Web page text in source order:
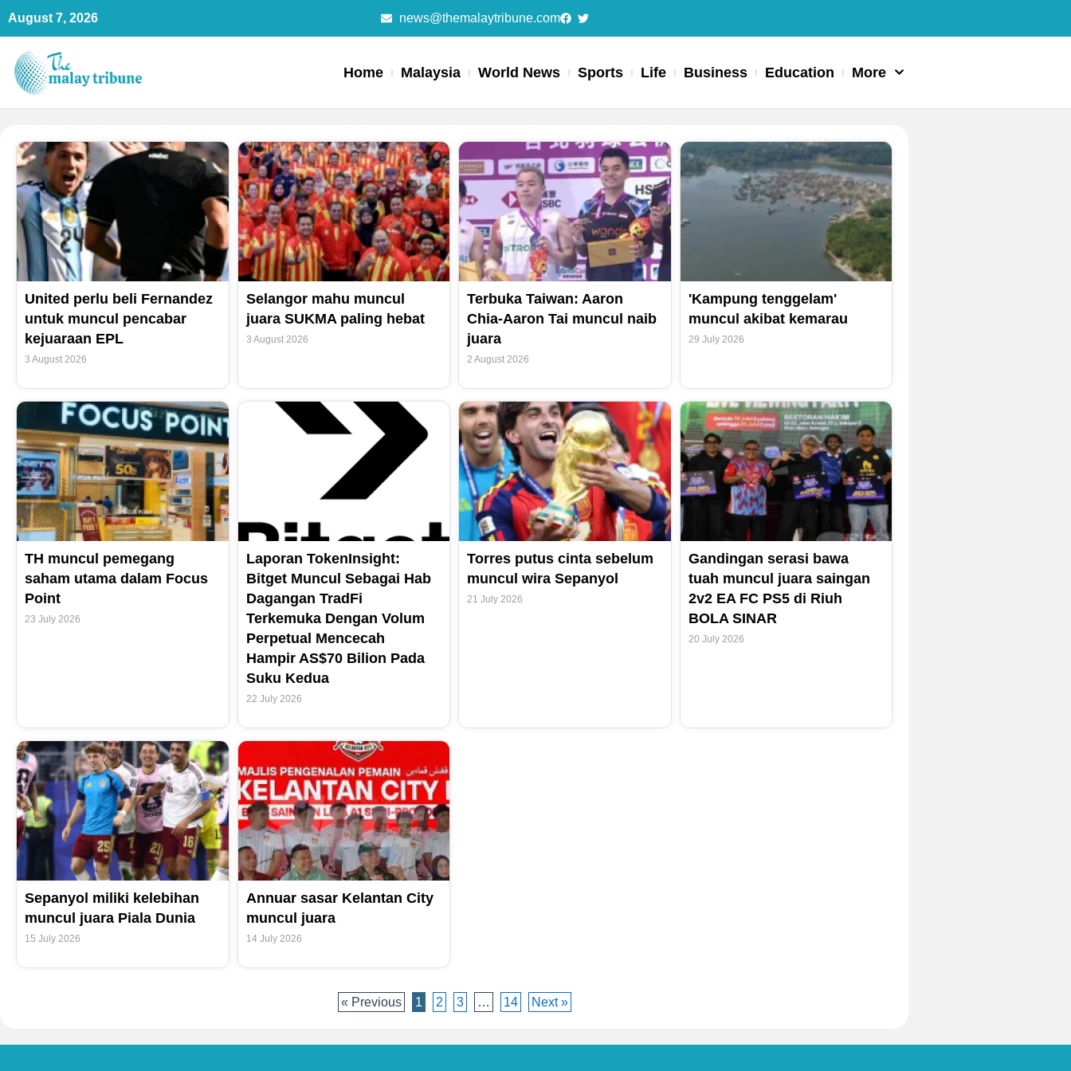
Skip
content
August 7, 2026 news@themalaytribune.com
Home Malaysia World News Sports Life Business Education More
United perlu beli Fernandez
untuk muncul pencabar
kejuaraan EPL
3 August 2026
Selangor mahu muncul
juara SUKMA paling hebat
3 August 2026
Terbuka Taiwan: Aaron
Chia-Aaron Tai muncul naib
juara
2 August 2026
'Kampung tenggelam'
muncul akibat kemarau
29 July 2026
TH muncul pemegang
saham utama dalam Focus
Point
23 July 2026
Laporan TokenInsight:
Bitget Muncul Sebagai Hab
Dagangan TradFi
Terkemuka Dengan Volum
Perpetual Mencecah
Hampir AS$70 Bilion Pada
Suku Kedua
22 July 2026
Torres putus cinta sebelum
muncul wira Sepanyol
21 July 2026
Gandingan serasi bawa
tuah muncul juara saingan
2v2 EA FC PS5 di Riuh
BOLA SINAR
20 July 2026
Sepanyol miliki kelebihan
muncul juara Piala Dunia
15 July 2026
Annuar sasar Kelantan City
muncul juara
14 July 2026
« Previous
Page
1
Page
2
Page
3 …
Page
14 Next »